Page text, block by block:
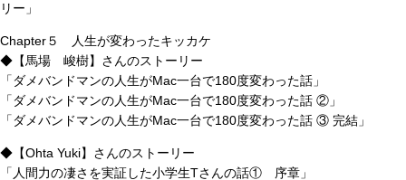
リー」
Chapter５ 人生が変わったキッカケ
◆【馬場 峻樹】さんのストーリー
「ダメバンドマンの人生がMac一台で180度変わった話」
「ダメバンドマンの人生がMac一台で180度変わった話 ②」
「ダメバンドマンの人生がMac一台で180度変わった話 ③ 完結」
◆【Ohta Yuki】さんのストーリー
「人間力の凄さを実証した小学生Tさんの話① 序章」